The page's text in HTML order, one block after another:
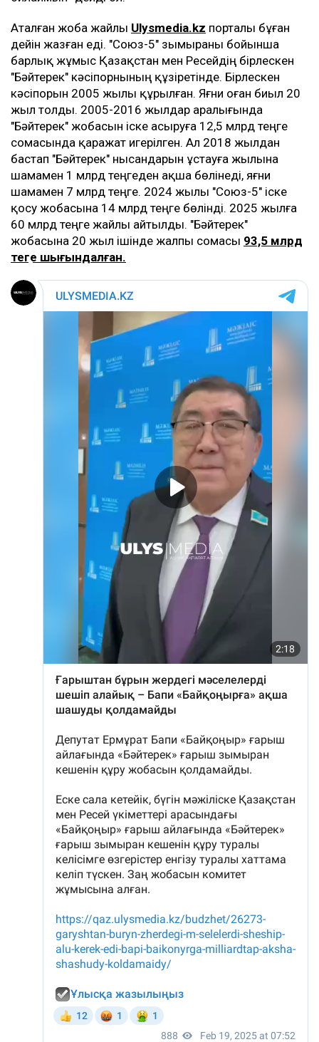
Аталған жоба жайлы Ulysmedia.kz порталы бұған
дейін жазған еді. "Союз-5" зымыраны бойынша
барлық жұмыс Қазақстан мен Ресейдің бірлескен
"Бәйтерек" кәсіпорнының құзіретінде. Бірлескен
кәсіпорын 2005 жылы құрылған. Яғни оған биыл 20
жыл толды. 2005-2016 жылдар аралығында
"Бәйтерек" жобасын іске асыруға 12,5 млрд теңге
сомасында қаражат игерілген. Ал 2018 жылдан
бастап "Бәйтерек" нысандарын ұстауға жылына
шамамен 1 млрд теңгеден ақша бөлінеді, яғни
шамамен 7 млрд теңге. 2024 жылы "Союз-5" іске
қосу жобасына 14 млрд теңге бөлінді. 2025 жылға
60 млрд теңге жайлы айтылды. "Бәйтерек"
жобасына 20 жыл ішінде жалпы сомасы 93,5 млрд
теңге шығындалған.